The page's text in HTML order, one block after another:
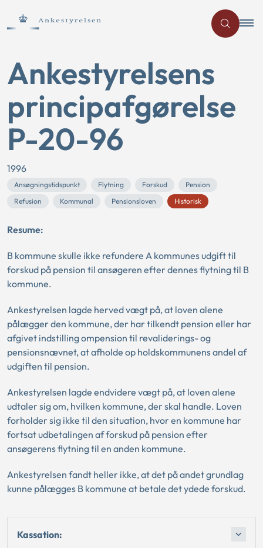
Ankestyrelsens
principafgørelse
P-20-96
1996
Ansøgningstidspunkt Flytning Forskud
Pension
Refusion
Kommunal Pensionsloven Historisk
Resume:
B kommune skulle ikke refundere A kommunes udgift til
forskud på pension til ansøgeren efter dennes flytning til B
kommune.
Ankestyrelsen lagde herved vægt på, at loven alene
pålægger den kommune, der har tilkendt pension eller har
afgivet indstilling ompension til revaliderings- og
pensionsnævnet, at afholde op holdskommunens andel af
udgiften til pension.
Ankestyrelsen lagde endvidere vægt på, at loven alene
udtaler sig om, hvilken kommune, der skal handle. Loven
forholder sig ikke til den situation, hvor en kommune har
fortsat udbetalingen af forskud på pension efter
ansøgerens flytning til en anden kommune.
Ankestyrelsen fandt heller ikke, at det på andet grundlag
kunne pålægges B kommune at betale det ydede forskud.
Kassation: